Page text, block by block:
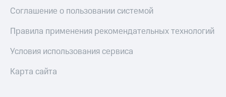
магазин
Смартфоны
Наушники
колонки
Соглашение о пользовании системой
Правила применения рекомендательных технологий
Условия использования сервиса
Карта сайта